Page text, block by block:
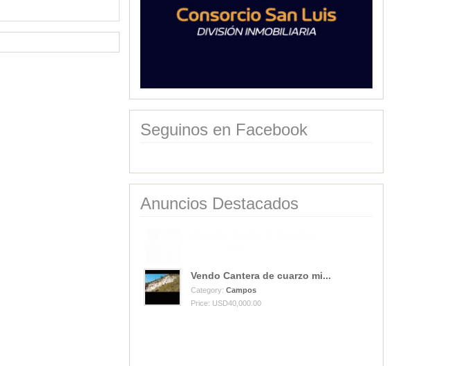
Seguinos en Facebook
Anuncios Destacados
Vendo Cantera de cuarzo mi...
Category: Campos
Price: USD40,000.00